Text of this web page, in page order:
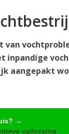
inpandige
aangepakt
→
oplossing